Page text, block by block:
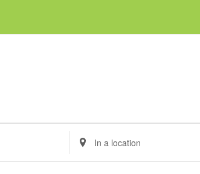
Enter
Location.
Search